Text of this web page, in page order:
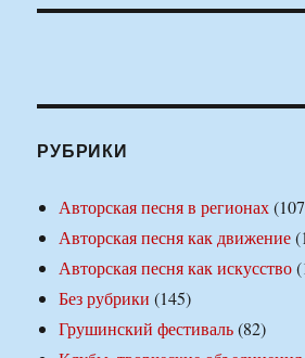
РУБРИКИ
Авторская песня в регионах
Авторская песня как движение
Авторская песня как искусство
Без рубрики (145)
Грушинский фестиваль(82)